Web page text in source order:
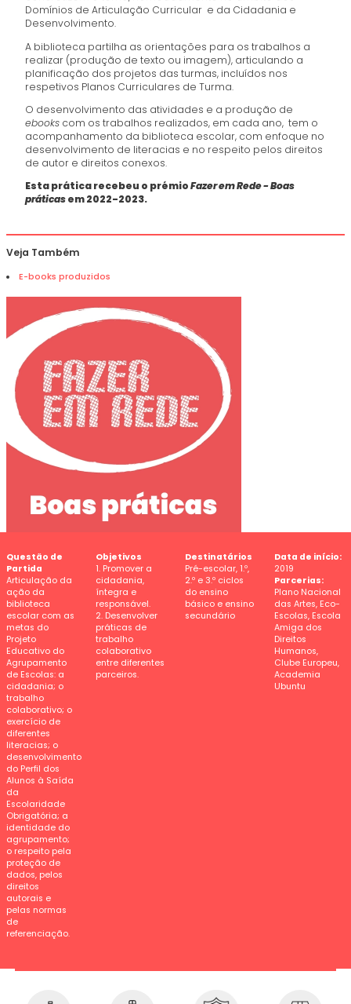
Domínios de Articulação Curricular e da Cidadania e
Desenvolvimento.
A biblioteca partilha as orientações para os trabalhos a
realizar (produção de texto ou imagem), articulando a
planificação dos projetos das turmas, incluídos nos
respetivos Planos Curriculares de Turma.
O desenvolvimento das atividades e a produção de
ebooks com os trabalhos realizados, em cada ano, tem o
acompanhamento da biblioteca escolar, com enfoque no
desenvolvimento de literacias e no respeito pelos direitos
de autor e direitos conexos.
Esta prática recebeu o prémioFazer em Rede - Boas
práticasem 2022-2023.
Veja Também
E-books produzidos
Questão de
Partida
Articulação da
ação da
biblioteca
escolar com as
metas do
Projeto
Educativo do
Agrupamento
de Escolas: a
cidadania; o
trabalho
colaborativo; o
exercício de
diferentes
literacias; o
desenvolvimento
do Perfil dos
Alunos à Saída
da
Escolaridade
Obrigatória; a
identidade do
agrupamento;
o respeito pela
proteção de
dados, pelos
direitos
autorais e
pelas normas
de
referenciação.
Objetivos
1. Promover a
cidadania,
íntegra e
responsável.
2. Desenvolver
práticas de
trabalho
colaborativo
entre diferentes
parceiros.
Destinatários
Pré-escolar, 1.º,
2.º e 3.º ciclos
do ensino
básico e ensino
secundário
Data de início:
2019
Parcerias:
Plano Nacional
das Artes, Eco-
Escolas, Escola
Amiga dos
Direitos
Humanos,
Clube Europeu,
Academia
Ubuntu